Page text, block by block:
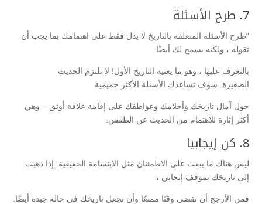
7. طرح الأسئلة
“طرح الأسئلة المتعلقة بالتاريخ لا يدل فقط على اهتمامك بما يجب أن
تقوله ، ولكنه يسمح لك أيضًا
بالتعرف عليها ، وهو ما يعنيه التاريخ الأول! لا تلتزم الحديث
الصغيرة. سوف تساعدك الأسئلة الأكثر حميمية
حول آمال تاريخك وأحلامك وعواطفك على إقامة علاقة أوثق – وهي
أكثر إثارة للاهتمام من الحديث عن الطقس.
8. كن إيجابيا
ليس هناك ما يبعث على الاطمئنان مثل الابتسامة الحقيقية. إذا ذهبت
إلى تاريخك بموقف إيجابي ،
فمن الأرجح أن تقضي وقتًا ممتعًا وأن تجعل تاريخك في حالة جيدة أيضًا.